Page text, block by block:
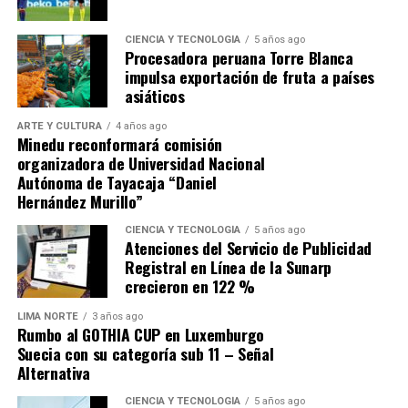
La victoria en Junín consolidó la confianza de los
patriotas y demostró la capacidad de organización de
Bolívar, quien había reunido un ejército compuesto por
peruanos, colombianos, venezolanos y argentinos.
La batalla también evidenció la importancia de la
geografía andina, pues la altitud y las condiciones del
terreno influyeron en el desarrollo del enfrentamiento.
El triunfo fue celebrado como un símbolo de unidad
continental, ya que soldados de distintos países
lucharon juntos por la independencia del Perú y la
libertad de Sudamérica.
Tras Junín, Bolívar reorganizó sus fuerzas y preparó la
ofensiva definitiva que culminaría en la Batalla de
Ayacucho, el 9 de diciembre de 1824, sellando la
independencia.
CIENCIA Y TECNOLOGÍA 5 años ago
Procesadora peruana Torre Blanca
impulsa exportación de fruta a países
asiáticos
ARTE Y CULTURA 4 años ago
Minedu reconformará comisión
organizadora de Universidad Nacional
Autónoma de Tayacaja “Daniel
Hernández Murillo”
CIENCIA Y TECNOLOGÍA 5 años ago
Atenciones del Servicio de Publicidad
Registral en Línea de la Sunarp
crecieron en 122 %
LIMA NORTE 3 años ago
Rumbo al GOTHIA CUP en Luxemburgo
Suecia con su categoría sub 11 – Señal
Alternativa
CIENCIA Y TECNOLOGÍA 5 años ago